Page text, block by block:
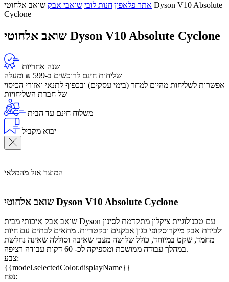
אתר פלאפון חנות לובי שואבי אבק שואב אלחוטי Dyson V10 Absolute
Cyclone
שואב אלחוטי Dyson V10 Absolute Cyclone
שנה אחריות
שליחות חינם לרוכשים ב-599 ₪ ומעלה
​אפשרות לשליחות מהיום למחר (בימי עסקים) ובכפוף לתנאי ואזורי הכיסוי
של חברת השליחויות
משלוח חינם עד הבית
יבוא מקביל
המוצר אזל מהמלאי
שואב אלחוטי Dyson V10 Absolute Cyclone
שואב אבק איכותי מבית Dyson עם טכנולוגיית ציקלון מתקדמת לסינון
ולכידת אבק מיקרוסקופי כגון אבקנים ובקטריות. מתאים לבתים עם חיות
מחמד, שקט במיוחד, כולל שלושה מצבי שאיבה וסוללה שאינה נחלשת
במהלך עבודה ממושכת ומספיקה לכ- 60 דקות עבודה רציפה.
צבע:
{{model.selectedColor.displayName}}
נפח: